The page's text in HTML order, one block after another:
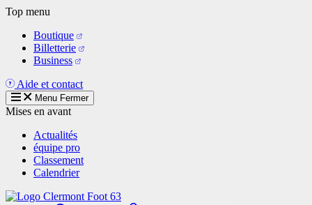
Aller
contenu
principal
Top menu
Boutique
Billetterie
Business
Aide et contact
Menu Fermer
Mises en avant
Actualités
équipe pro
Classement
Calendrier